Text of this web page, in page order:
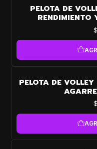
PELOTA DE
RENDIMIENTO
PELOTA DE